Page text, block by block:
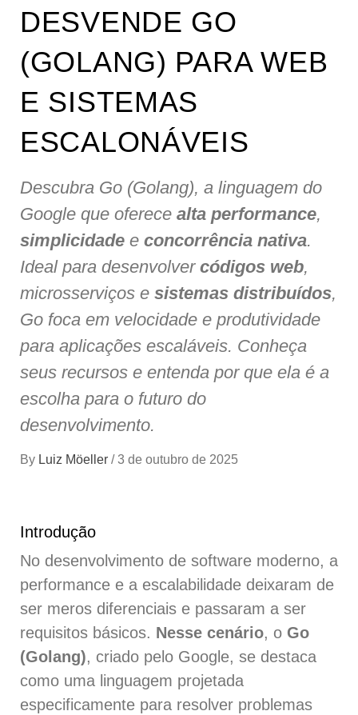
DESVENDE GO
(GOLANG) PARA WEB
E SISTEMAS
ESCALONÁVEIS
Descubra Go (Golang), a linguagem do
Google que oferece alta performance,
simplicidade e concorrência nativa.
Ideal para desenvolver códigos web,
microsserviços e sistemas distribuídos,
Go foca em velocidade e produtividade
para aplicações escaláveis. Conheça
seus recursos e entenda por que ela é a
escolha para o futuro do
desenvolvimento.
By Luiz Möeller / 3 de outubro de 2025
Introdução
No desenvolvimento de software moderno, a
performance e a escalabilidade deixaram de
ser meros diferenciais e passaram a ser
requisitos básicos. Nesse cenário, o Go
(Golang), criado pelo Google, se destaca
como uma linguagem projetada
especificamente para resolver problemas